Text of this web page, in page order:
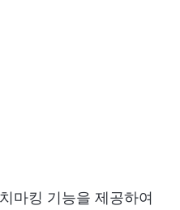
마킹 기능을 제공하여